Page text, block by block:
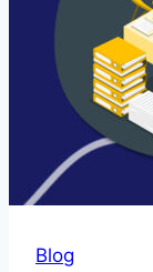
Blog